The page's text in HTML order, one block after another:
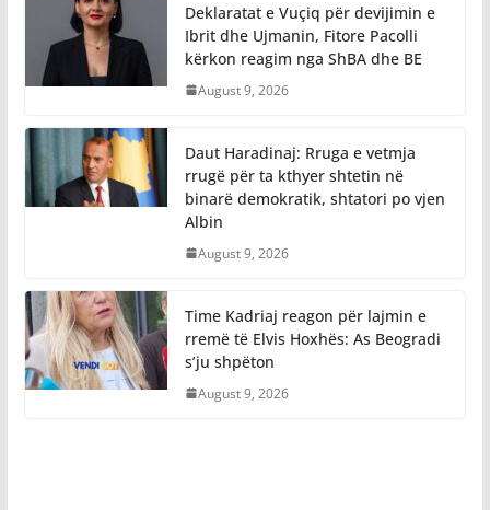
Deklaratat e Vuçiq për devijimin e
Ibrit dhe Ujmanin, Fitore Pacolli
kërkon reagim nga ShBA dhe BE
August 9, 2026
Daut Haradinaj: Rruga e vetmja
rrugë për ta kthyer shtetin në
binarë demokratik, shtatori po vjen
Albin
August 9, 2026
Time Kadriaj reagon për lajmin e
rremë të Elvis Hoxhës: As Beogradi
s’ju shpëton
August 9, 2026